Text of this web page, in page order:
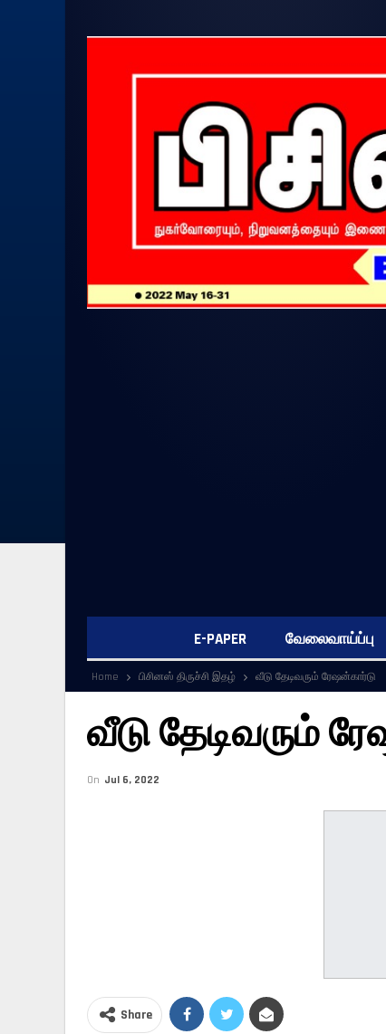
E-PAPER வேலைவாய்ப்பு
Home பிசினஸ் திருச்சி இதழ் வீடு தேடிவரும் ரேஷன்கார்டு
வீடு தேடிவரும்
On Jul 6, 2022
Share